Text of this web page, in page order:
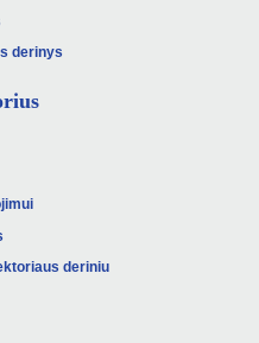
derinys
deriniu